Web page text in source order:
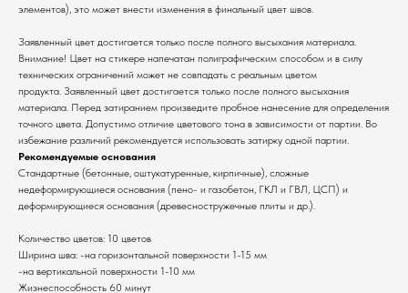
элементов), это может внести изменения в финальный цвет швов.
Заявленный цвет достигается только после полного высыхания материала.
Внимание! Цвет на стикере напечатан полиграфическим способом и в силу
технических ограничений может не совпадать с реальным цветом
продукта. Заявленный цвет достигается только после полного высыхания
материала. Перед затиранием произведите пробное нанесение для определения
точного цвета. Допустимо отличие цветового тона в зависимости от партии. Во
избежание различий рекомендуется использовать затирку одной партии.
Рекомендуемые основания
Стандартные (бетонные, оштукатуренные, кирпичные), сложные
недеформирующиеся основания (пено- и газобетон, ГКЛ и ГВЛ, ЦСП) и
деформирующиеся основания (древесностружечные плиты и др.).
Количество цветов: 10 цветов
Ширина шва: -на горизонтальной поверхности 1-15 мм
-на вертикальной поверхности 1-10 мм
Жизнеспособность 60 минут